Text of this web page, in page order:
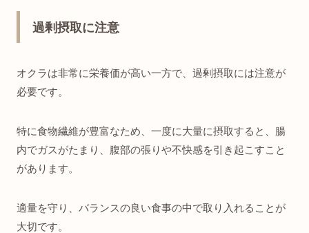
過剰摂取に注意
オクラは非常に栄養価が高い一方で、過剰摂取には注意が
必要です。
特に食物繊維が豊富なため、一度に大量に摂取すると、腸
内でガスがたまり、腹部の張りや不快感を引き起こすこと
があります。
適量を守り、バランスの良い食事の中で取り入れることが
大切です。